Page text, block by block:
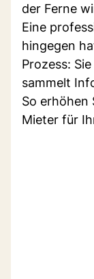
der Ferne
Eine
hingegen
Prozess:
sammelt
So erhöhen
Mieter für